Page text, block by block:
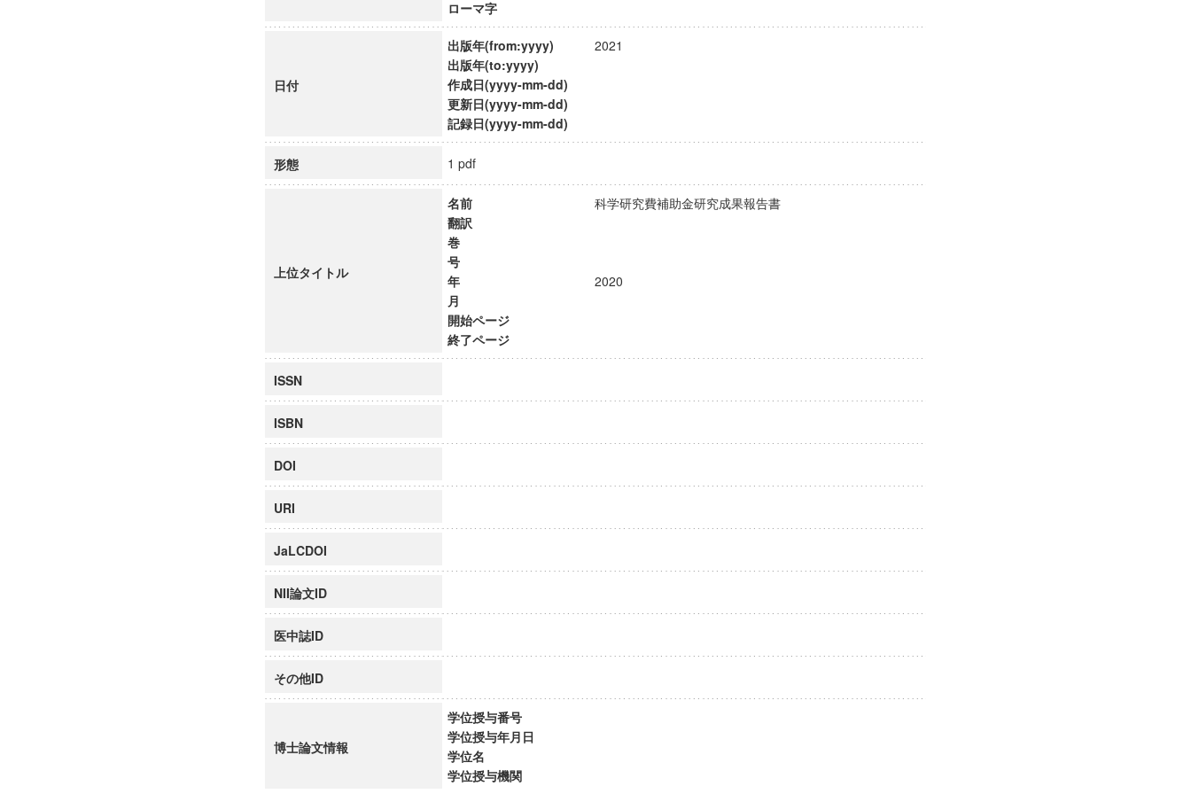
ローマ字
日付
出版年(from:yyyy)
2021
出版年(to:yyyy)
作成日(yyyy-mm-dd)
更新日(yyyy-mm-dd)
記録日(yyyy-mm-dd)
形態 1 pdf
上位タイトル
名前
科学研究費補助金研究成果報告書
翻訳
巻
号
年
2020
月
開始ページ
終了ページ
ISSN
ISBN
DOI
URI
JaLCDOI
NII論文ID
医中誌ID
その他ID
博士論文情報
学位授与番号
学位授与年月日
学位名
学位授与機関